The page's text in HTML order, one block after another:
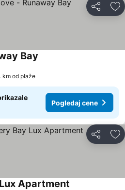
Deli
Bay
km od plaže
Pogledaj cene
Deli
Apartment